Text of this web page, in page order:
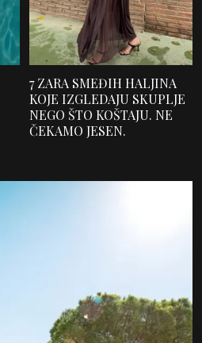
7 ZARA SMEĐIH HALJINA
KOJE IZGLEDAJU SKUPLJE
NEGO ŠTO KOŠTAJU. NE
ČEKAMO JESEN.